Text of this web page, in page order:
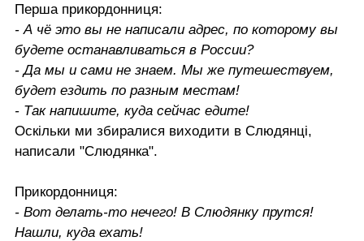
Перша прикордонниця:
- А чё это вы не написали адрес, по которому вы
будете останавливаться в России?
- Да мы и сами не знаем. Мы же путешествуем,
будет ездить по разным местам!
- Так напишите, куда сейчас едите!
Оскільки ми збиралися виходити в Слюдянці,
написали "Слюдянка".
Прикордонниця:
- Вот делать-то нечего! В Слюдянку прутся!
Нашли, куда ехать!